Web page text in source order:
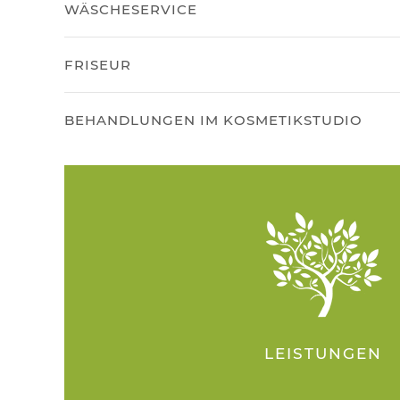
WÄSCHESERVICE
FRISEUR
BEHANDLUNGEN IM KOSMETIKSTUDIO
LEISTUNGEN